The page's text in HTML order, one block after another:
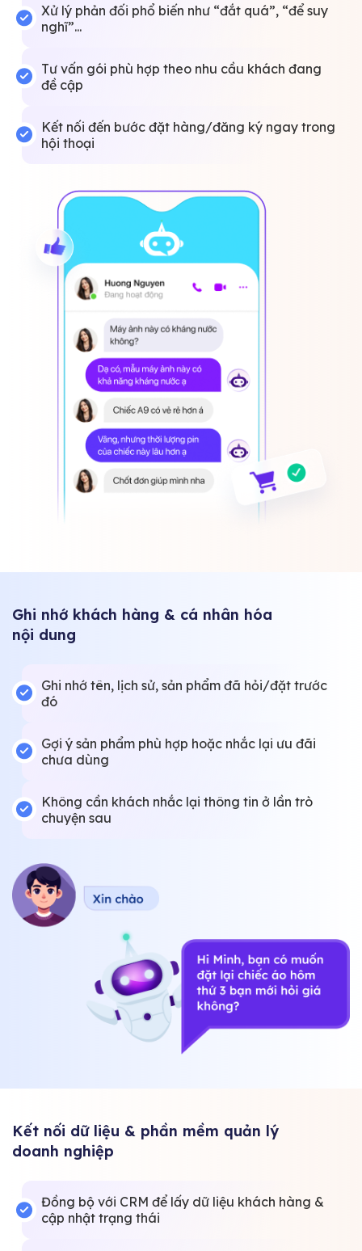
Xử lý phản đối phổ biến như “đắt quá”, “để suy
nghĩ”...
Tư vấn gói phù hợp theo nhu cầu khách đang
đề cập
Kết nối đến bước đặt hàng/đăng ký ngay trong
hội thoại
Ghi nhớ khách hàng & cá nhân hóa
nội dung
Ghi nhớ tên, lịch sử, sản phẩm đã hỏi/đặt trước
đó
Gợi ý sản phẩm phù hợp hoặc nhắc lại ưu đãi
chưa dùng
Không cần khách nhắc lại thông tin ở lần trò
chuyện sau
Kết nối dữ liệu & phần mềm quản lý
doanh nghiệp
Đồng bộ với CRM để lấy dữ liệu khách hàng &
cập nhật trạng thái